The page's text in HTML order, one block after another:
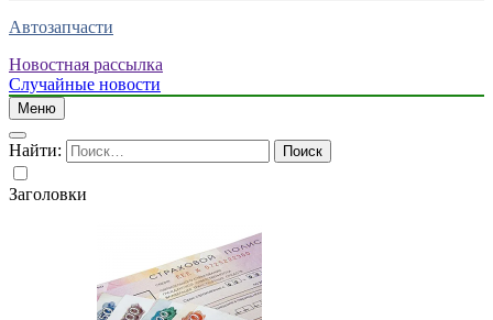
Автозапчасти
Новостная рассылка
Случайные новости
Меню
Найти:
Заголовки